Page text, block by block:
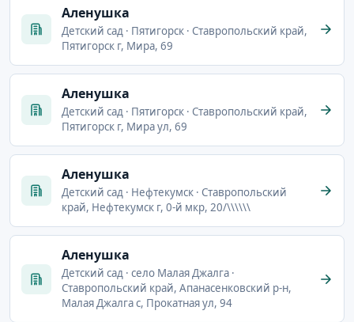
Аленушка
Детский сад · Пятигорск · Ставропольский край,
Пятигорск г, Мира, 69
Аленушка
Детский сад · Пятигорск · Ставропольский край,
Пятигорск г, Мира ул, 69
Аленушка
Детский сад · Нефтекумск · Ставропольский
край, Нефтекумск г, 0-й мкр, 20/\\\\\\
Аленушка
Детский сад · село Малая Джалга ·
Ставропольский край, Апанасенковский р-н,
Малая Джалга с, Прокатная ул, 94